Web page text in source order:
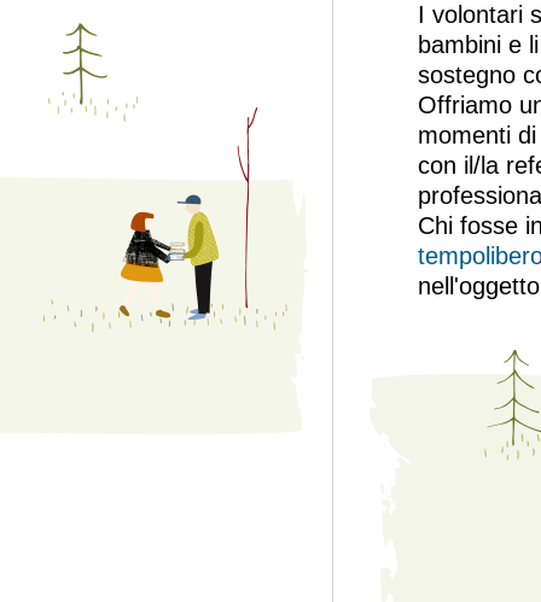
I volontari
bambini e
sostegno
Offriamo
momenti
con il/la
Chi fosse